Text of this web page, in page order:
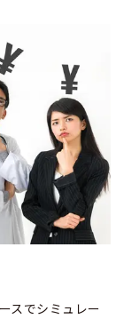
スでシミュレー